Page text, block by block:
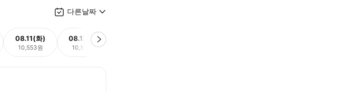
다른날짜
08.11(화)
10,553원
08.12(수)
10,553원